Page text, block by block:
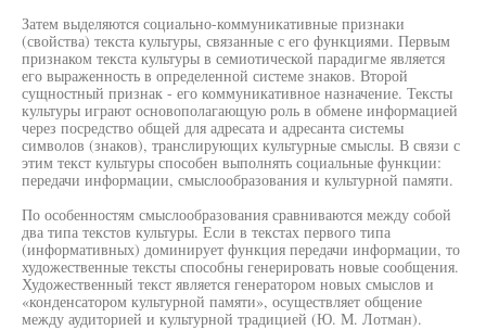
Затем выделяются социально-коммуникативные признаки
(свойства) текста культуры, связанные с его функциями. Первым
признаком текста культуры в семиотической парадигме является
его выраженность в определенной системе знаков. Второй
сущностный признак - его коммуникативное назначение. Тексты
культуры играют основополагающую роль в обмене информацией
через посредство общей для адресата и адресанта системы
символов (знаков), транслирующих культурные смыслы. В связи с
этим текст культуры способен выполнять социальные функции:
передачи информации, смыслообразования и культурной памяти.
По особенностям смыслообразования сравниваются между собой
два типа текстов культуры. Если в текстах первого типа
(информативных) доминирует функция передачи информации, то
художественные тексты способны генерировать новые сообщения.
Художественный текст является генератором новых смыслов и
«конденсатором культурной памяти», осуществляет общение
между аудиторией и культурной традицией (Ю. М. Лотман).